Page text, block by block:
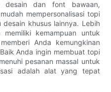
desain dan font bawaan,
mempersonalisasi topi
khusus lainnya. Lebih
kemampuan untuk
Anda kemungkinan
Anda ingin membuat topi
pesanan massal untuk
adalah alat yang tepat